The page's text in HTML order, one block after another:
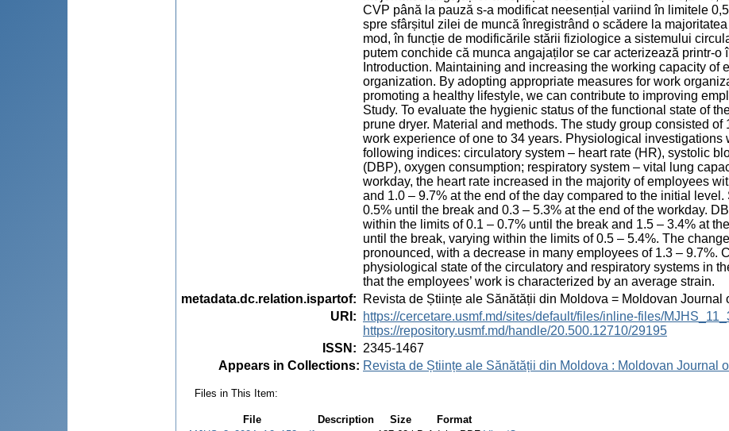
CVP până la pauză s-a modificat neesențial variind în limitele
spre sfârșitul zilei de muncă înregistrând o scădere la
mod, în funcție de modificările stării fiziologice a sistemului
putem conchide că munca angajaților se car acterizează printr-o
Introduction. Maintaining and increasing the working capacity
organization. By adopting appropriate measures for work
promoting a healthy lifestyle, we can contribute to improving
Study. To evaluate the hygienic status of the functional state of
prune dryer. Material and methods. The study group consisted
work experience of one to 34 years. Physiological investigations
following indices: circulatory system – heart rate (HR), systolic
(DBP), oxygen consumption; respiratory system – vital lung
workday, the heart rate increased in the majority of employees
and 1.0 – 9.7% at the end of the day compared to the initial
0.5% until the break and 0.3 – 5.3% at the end of the workday.
within the limits of 0.1 – 0.7% until the break and 1.5 – 3.4% at
until the break, varying within the limits of 0.5 – 5.4%. The
pronounced, with a decrease in many employees of 1.3 – 9.7%.
physiological state of the circulatory and respiratory systems in
that the employees’ work is characterized by an average strain.
metadata.dc.relation.ispartof:
Revista de Științe ale Sănătății din Moldova = Moldovan Journal
URI :
https://cercetare.usmf.md/sites/default/files/inline-files/
https://repository.usmf.md/handle/20.500.12710/29195
ISSN : 2345-1467
Appears in Collections: Revista de Științe ale Sănătății din Moldova : Moldovan Journal
Files in This Item:
File Description Size
Format